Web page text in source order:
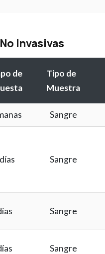
Invasivas
de
Tipo de
Muestra
Sangre
Sangre
Sangre
Sangre